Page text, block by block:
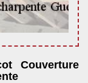
Couverture